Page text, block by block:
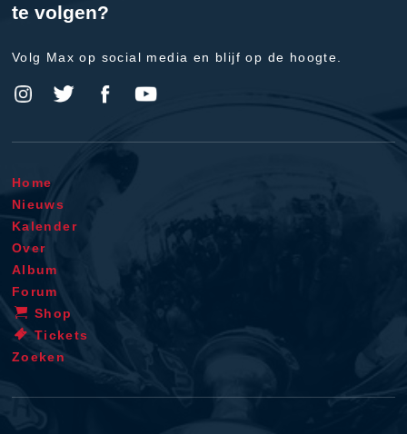
te volgen?
Volg Max op social media en blijf op de hoogte.
Home
Nieuws
Kalender
Over
Album
Forum
Shop
Tickets
Zoeken